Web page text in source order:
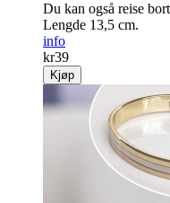
Du kan også reise
Lengde 13,5 cm.
info
kr39
Kjøp